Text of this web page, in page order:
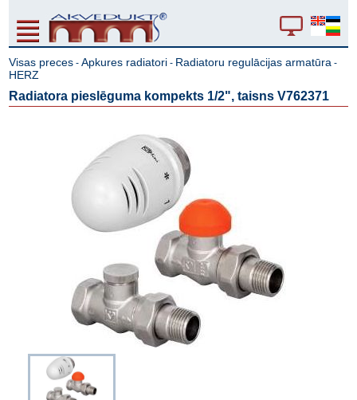
Visas preces -Apkures radiatori - Radiatoru regulācijas armatūra -
HERZ
Radiatora pieslēguma kompekts 1/2", taisns V762371